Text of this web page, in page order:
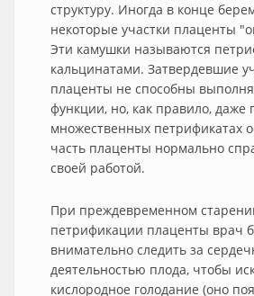
структуру. Иногда в конце
некоторые участки плаценты
Эти камушки называются
кальцинатами. Затвердевшие
плаценты не способны
функции, но, как правило, даже
множественных петрификатах
часть плаценты нормально
своей работой.
При преждевременном
петрификации плаценты врач
внимательно следить за
деятельностью плода, чтобы
кислородное голодание (оно